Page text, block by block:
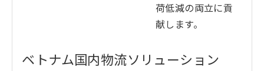
荷低減の両立に貢
献します。
ベトナム国内物流ソリューション